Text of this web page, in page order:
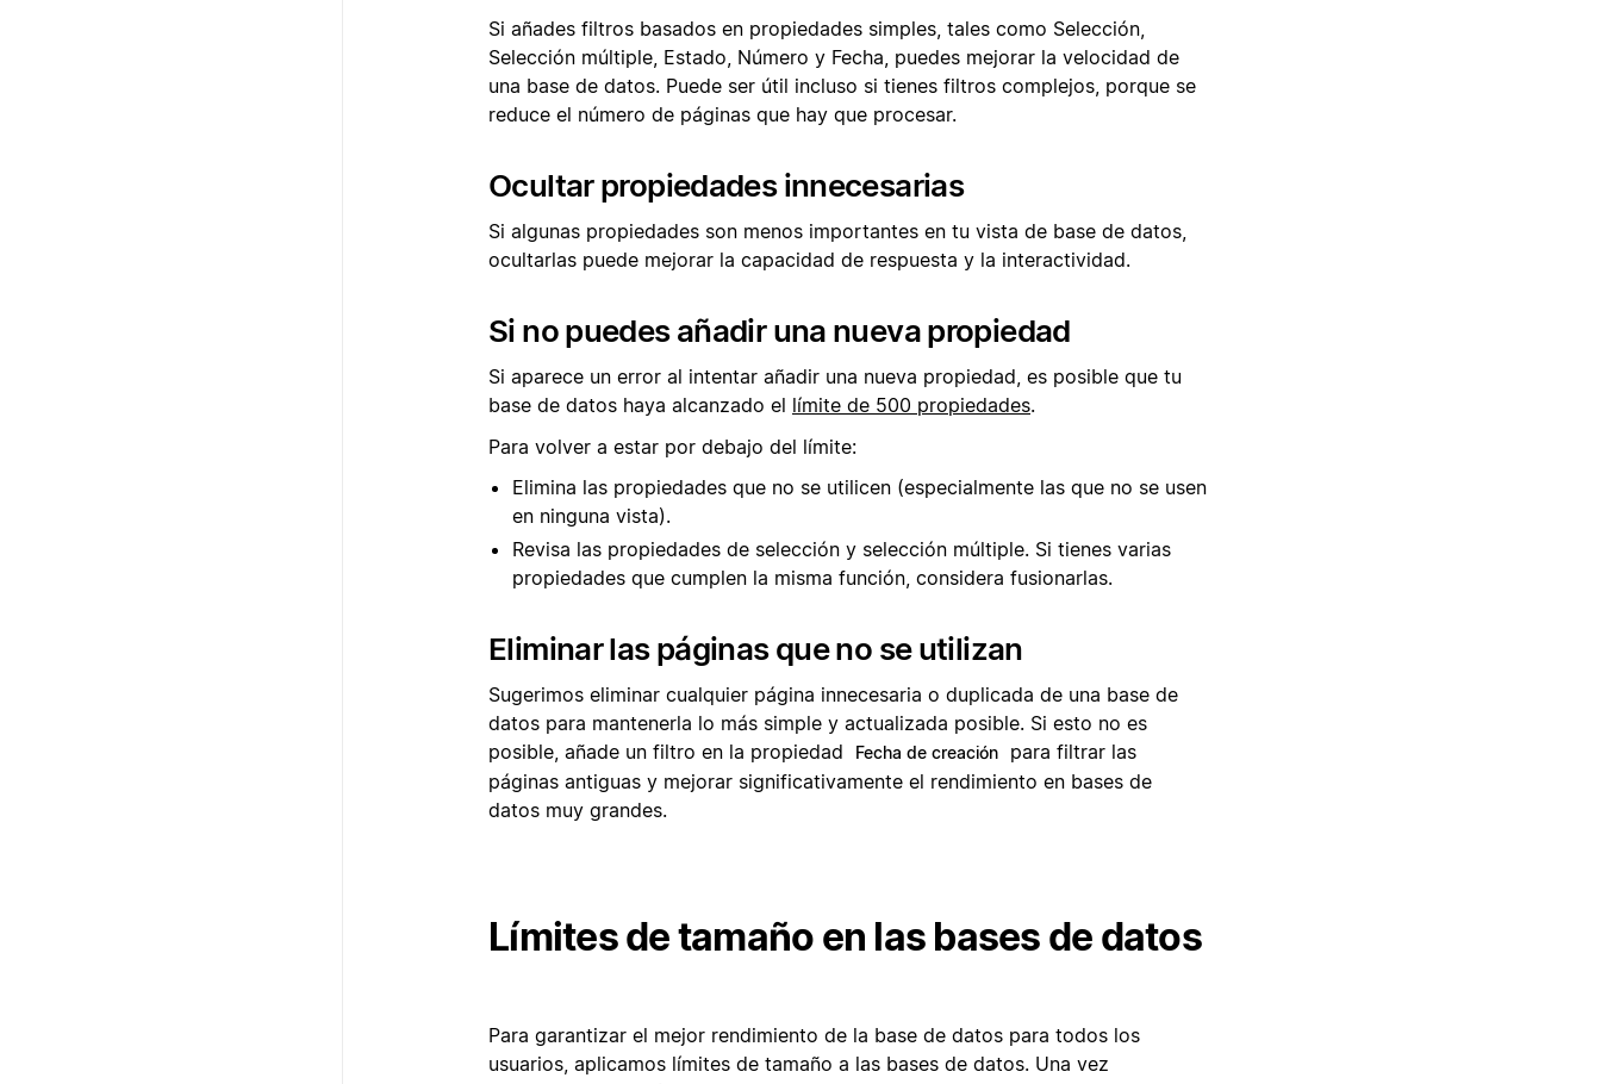
Si añades filtros basados en propiedades simples, tales como Selección,
Selección múltiple, Estado, Número y Fecha, puedes mejorar la velocidad de
una base de datos. Puede ser útil incluso si tienes filtros complejos, porque se
reduce el número de páginas que hay que procesar.
Ocultar propiedades innecesarias
Si algunas propiedades son menos importantes en tu vista de base de datos,
ocultarlas puede mejorar la capacidad de respuesta y la interactividad.
Si no puedes añadir una nueva propiedad
Si aparece un error al intentar añadir una nueva propiedad, es posible que tu
base de datos haya alcanzado el límite de 500 propiedades.
Para volver a estar por debajo del límite:
Elimina las propiedades que no se utilicen (especialmente las que no se usen
en ninguna vista).
Revisa las propiedades de selección y selección múltiple. Si tienes varias
propiedades que cumplen la misma función, considera fusionarlas.
Eliminar las páginas que no se utilizan
Sugerimos eliminar cualquier página innecesaria o duplicada de una base de
datos para mantenerla lo más simple y actualizada posible. Si esto no es
posible, añade un filtro en la propiedad
Fecha de creación
para filtrar las
páginas antiguas y mejorar significativamente el rendimiento en bases de
datos muy grandes.
Límites de tamaño en las bases de datos
Para garantizar el mejor rendimiento de la base de datos para todos los
usuarios, aplicamos límites de tamaño a las bases de datos. Una vez